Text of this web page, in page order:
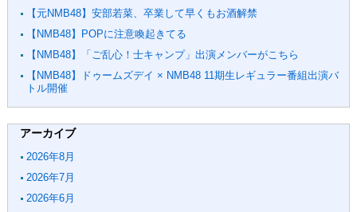
【元NMB48】安部若菜、卒業して早くもお酒解禁
【NMB48】POPに注意喚起きてる
【NMB48】「ご乱心！士キャンプ」出演メンバーがこちら
【NMB48】ドゥームズデイ × NMB48 11期生レギュラー番組出演バ
トル開催
アーカイブ
2026年8月
2026年7月
2026年6月